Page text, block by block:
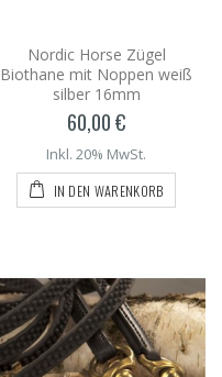
Nordic Horse Zügel
Biothane mit Noppen weiß
silber 16mm
60,00 €
Inkl. 20% MwSt.
IN DEN WARENKORB